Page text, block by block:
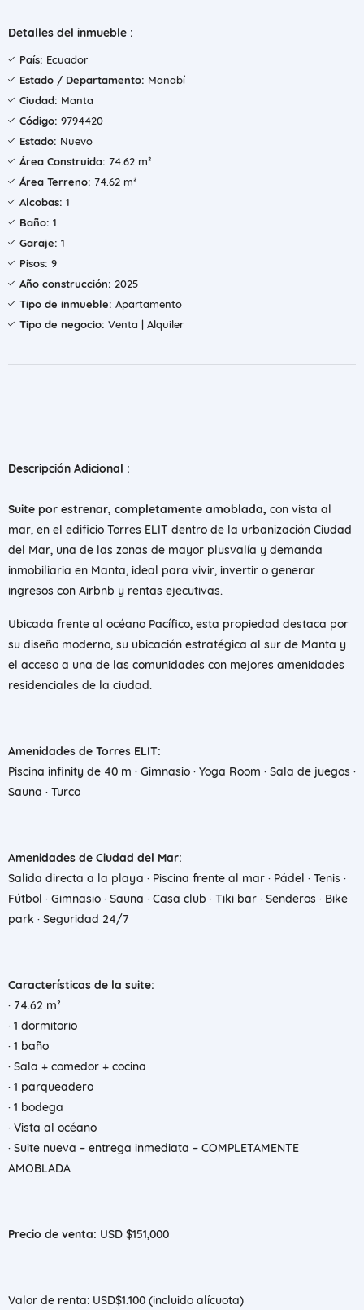
Detalles del inmueble :
País: Ecuador
Estado / Departamento: Manabí
Ciudad: Manta
Código: 9794420
Estado: Nuevo
Área Construida: 74.62 m²
Área Terreno: 74.62 m²
Alcobas: 1
Baño: 1
Garaje: 1
Pisos: 9
Año construcción: 2025
Tipo de inmueble: Apartamento
Tipo de negocio: Venta | Alquiler
Descripción Adicional :
Suite por estrenar, completamente amoblada, con vista al
mar, en el edificio Torres ELIT dentro de la urbanización Ciudad
del Mar, una de las zonas de mayor plusvalía y demanda
inmobiliaria en Manta, ideal para vivir, invertir o generar
ingresos con Airbnb y rentas ejecutivas.
Ubicada frente al océano Pacífico, esta propiedad destaca por
su diseño moderno, su ubicación estratégica al sur de Manta y
el acceso a una de las comunidades con mejores amenidades
residenciales de la ciudad.
Amenidades de Torres ELIT:
Piscina infinity de 40 m · Gimnasio · Yoga Room · Sala de juegos ·
Sauna · Turco
Amenidades de Ciudad del Mar:
Salida directa a la playa · Piscina frente al mar · Pádel · Tenis ·
Fútbol · Gimnasio · Sauna · Casa club · Tiki bar · Senderos · Bike
park · Seguridad 24/7
Características de la suite:
· 74.62 m²
· 1 dormitorio
· 1 baño
· Sala + comedor + cocina
· 1 parqueadero
· 1 bodega
· Vista al océano
· Suite nueva – entrega inmediata – COMPLETAMENTE
AMOBLADA
Precio de venta: USD $151,000
Valor de renta: USD$1.100 (incluido alícuota)